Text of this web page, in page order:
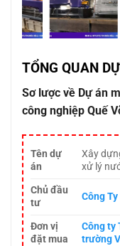
TỔNG QUAN
Sơ lược về Dự án
công nghiệp Quế
Tên dự
án
Xây
xử lý
Chủ đầu
tư
Công
Đơn vị
đặt mua
Công ty
trường